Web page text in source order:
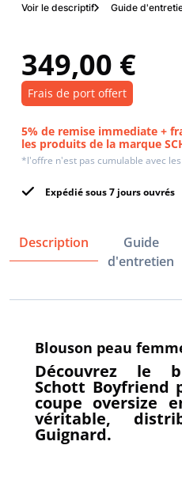
Voir le descriptif Guide
349,00 €
Frais de port offert
5% de remise immediate +
les produits de la marque
*l'offre n'est pas cumulable avec
Expédié sous 7 jours ouvrés
Description
Guide
d'entretien
Blouson peau
Découvrez le
Schott Boyfriend
coupe oversize
véritable,
Guignard.